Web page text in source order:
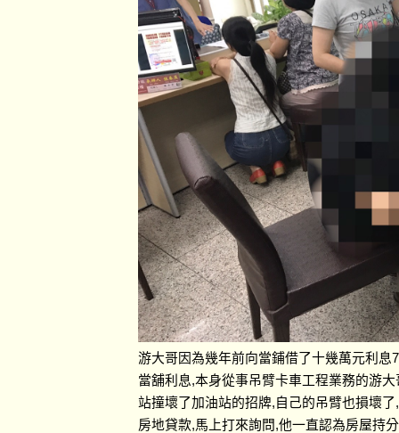
游大哥因為幾年前向當鋪借了十幾萬元利
當舖利息,本身從事吊臂卡車工程業務的游
站撞壞了加油站的招牌,自己的吊臂也損壞
房地貸款,馬上打來詢問,他一直認為房屋持